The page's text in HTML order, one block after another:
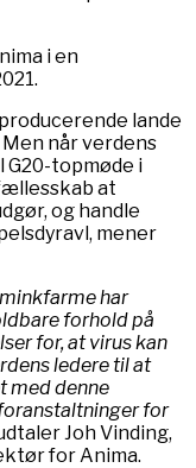
i en
lande
når verdens
G20-topmøde i
at
og handle
mener
har
forhold på
for, at virus kan
ledere til at
med denne
for
Joh Vinding,
for Anima.